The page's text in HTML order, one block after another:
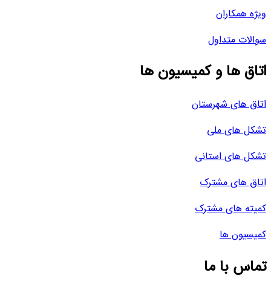
ویژه همکاران
سوالات متداول
اتاق ها و کمیسیون ها
اتاق های شهرستان
تشکل های ملی
تشکل های استانی
اتاق های مشترک
کمیته های مشترک
کمیسیون ها
تماس با ما